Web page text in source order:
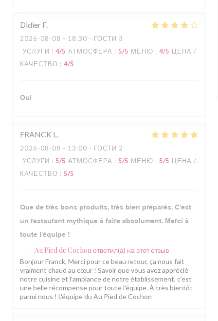
Didier F
2026-08-08 - 18:30 - ГОСТИ 3
УСЛУГИ : 4/5 АТМОСФЕРА : 5/5 МЕНЮ : 4/5 ЦЕНА /
КАЧЕСТВО : 4/5
Oui
FRANCK L
2026-08-08 - 13:00 - ГОСТИ 2
УСЛУГИ : 5/5 АТМОСФЕРА : 5/5 МЕНЮ : 5/5 ЦЕНА /
КАЧЕСТВО : 5/5
Que de très bons produits, très bien préparés. C'est
un restaurant mythique à faire absolument. Merci à
toute l'équipe !
Au Pied de Cochonответил(а) на этот отзыв
Bonjour Franck, Merci pour ce beau retour, ça nous fait
vraiment chaud au cœur ! Savoir que vous avez apprécié
notre cuisine et l'ambiance de notre établissement, c'est
une belle récompense pour toute l'équipe. À très bientôt
parmi nous ! L'équipe du Au Pied de Cochon